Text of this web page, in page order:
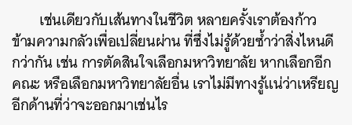
เช่นเดียวกับเส้นทางในชีวิต หลายครั้งเราต้องก้าว
ข้ามความกลัวเพื่อเปลี่ยนผ่าน ที่ซึ่งไม่รู้ด้วยซ้ำว่าสิ่งไหนดี
กว่ากัน เช่น การตัดสินใจเลือกมหาวิทยาลัย หากเลือกอีก
คณะ หรือเลือกมหาวิทยาลัยอื่น เราไม่มีทางรู้แน่ว่าเหรียญ
อีกด้านที่ว่าจะออกมาเช่นไร
SHARE TWEET LINE EMAIL